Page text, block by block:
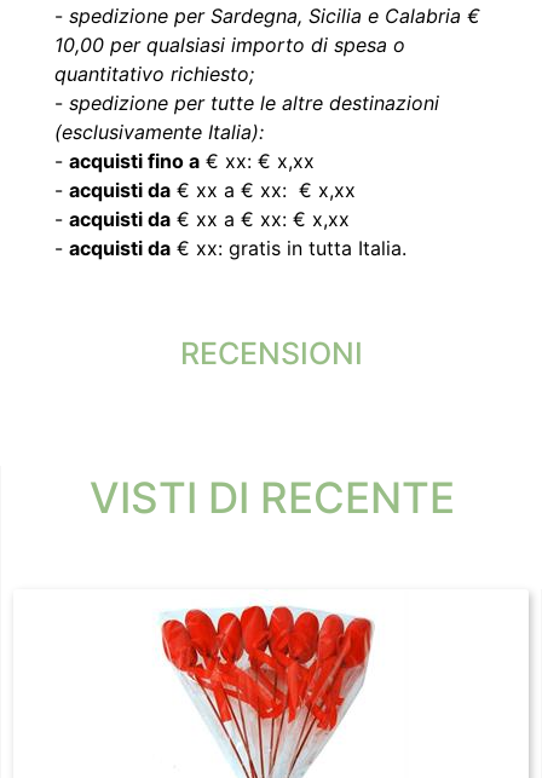
- spedizione per Sardegna, Sicilia e Calabria €
10,00 per qualsiasi importo di spesa o
quantitativo richiesto;
- spedizione per tutte le altre destinazioni
(esclusivamente Italia):
- acquisti fino a € xx: € x,xx
- acquisti da € xx a € xx: € x,xx
- acquisti da € xx a € xx: € x,xx
- acquisti da € xx: gratis in tutta Italia.
RECENSIONI
VISTI DI RECENTE